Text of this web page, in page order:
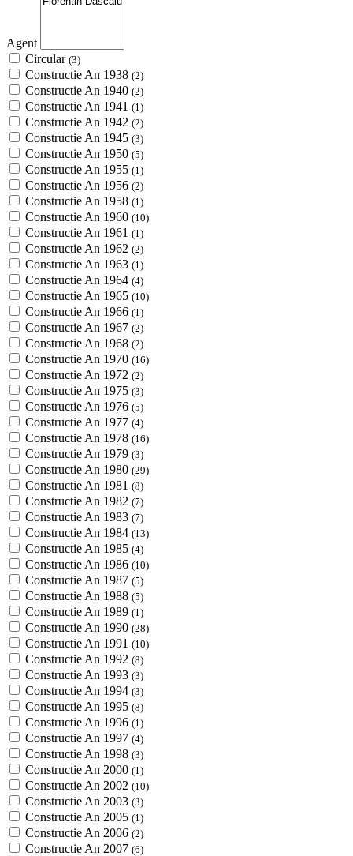
Agent
Circular (3)
Constructie An 1938 (2)
Constructie An 1940 (2)
Constructie An 1941 (1)
Constructie An 1942 (2)
Constructie An 1945 (3)
Constructie An 1950 (5)
Constructie An 1955 (1)
Constructie An 1956 (2)
Constructie An 1958 (1)
Constructie An 1960 (10)
Constructie An 1961 (1)
Constructie An 1962 (2)
Constructie An 1963 (1)
Constructie An 1964 (4)
Constructie An 1965 (10)
Constructie An 1966 (1)
Constructie An 1967 (2)
Constructie An 1968 (2)
Constructie An 1970 (16)
Constructie An 1972 (2)
Constructie An 1975 (3)
Constructie An 1976 (5)
Constructie An 1977 (4)
Constructie An 1978 (16)
Constructie An 1979 (3)
Constructie An 1980 (29)
Constructie An 1981 (8)
Constructie An 1982 (7)
Constructie An 1983 (7)
Constructie An 1984 (13)
Constructie An 1985 (4)
Constructie An 1986 (10)
Constructie An 1987 (5)
Constructie An 1988 (5)
Constructie An 1989 (1)
Constructie An 1990 (28)
Constructie An 1991 (10)
Constructie An 1992 (8)
Constructie An 1993 (3)
Constructie An 1994 (3)
Constructie An 1995 (8)
Constructie An 1996 (1)
Constructie An 1997 (4)
Constructie An 1998 (3)
Constructie An 2000 (1)
Constructie An 2002 (10)
Constructie An 2003 (3)
Constructie An 2005 (1)
Constructie An 2006 (2)
Constructie An 2007 (6)